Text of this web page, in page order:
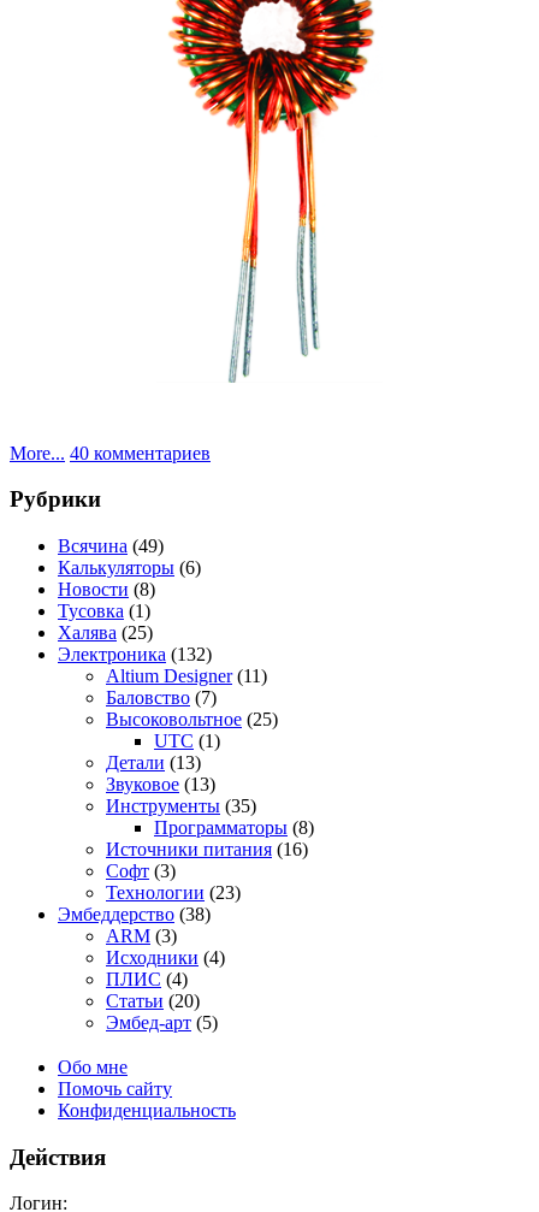
More... 40 комментариев
Рубрики
Всячина (49)
Калькуляторы (6)
Новости (8)
Тусовка (1)
Халява (25)
Электроника (132)
Altium Designer(11)
Баловство (7)
Высоковольтное (25)
UTC (1)
Детали (13)
Звуковое (13)
Инструменты (35)
Программаторы (8)
Источники питания (16)
Софт (3)
Технологии (23)
Эмбеддерство (38)
ARM (3)
Исходники (4)
ПЛИС (4)
Статьи (20)
Эмбед-арт (5)
Обо мне
Помочь сайту
Конфиденциальность
Действия
Логин: